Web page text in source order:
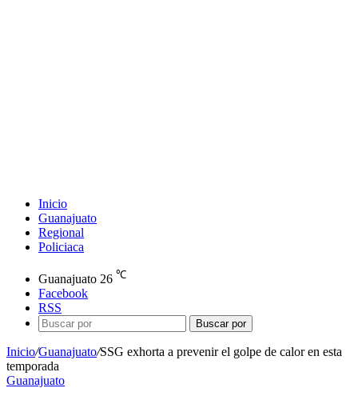
Inicio
Guanajuato
Regional
Policiaca
Guanajuato 26 ℃
Facebook
RSS
Buscar por
Inicio/Guanajuato/SSG exhorta a prevenir el golpe de calor en esta
temporada
Guanajuato